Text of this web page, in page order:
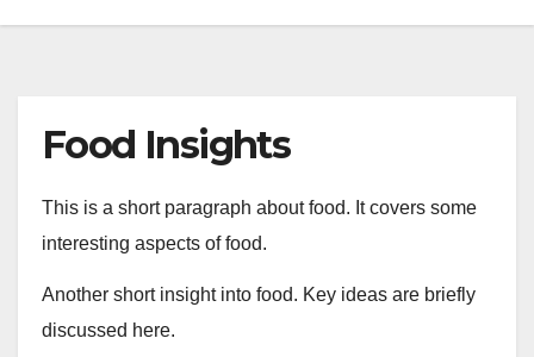
Food Insights
This is a short paragraph about food. It covers some
interesting aspects of food.
Another short insight into food. Key ideas are briefly
discussed here.